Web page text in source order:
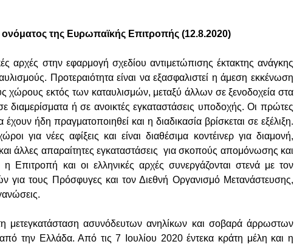
της Ευρωπαϊκής Επιτροπής (12.8.2020)
αρχές στην εφαρμογή σχεδίου αντιμετώπισης έκτακτης ανάγκης
Προτεραιότητα είναι να εξασφαλιστεί η άμεση εκκένωση
χώρους εκτός των καταυλισμών, μεταξύ άλλων σε ξενοδοχεία στα
διαμερίσματα ή σε ανοικτές εγκαταστάσεις υποδοχής. Οι πρώτες
ήδη πραγματοποιηθεί και η διαδικασία βρίσκεται σε εξέλιξη.
για νέες αφίξεις και είναι διαθέσιμα κοντέινερ για διαμονή,
άλλες απαραίτητες εγκαταστάσεις για σκοπούς απομόνωσης και
Επιτροπή και οι ελληνικές αρχές συνεργάζονται στενά με τον
τους Πρόσφυγες και τον Διεθνή Οργανισμό Μετανάστευσης,
μετεγκατάσταση ασυνόδευτων ανηλίκων και σοβαρά άρρωστων
από την Ελλάδα. Από τις 7 Ιουλίου 2020 έντεκα κράτη μέλη και η